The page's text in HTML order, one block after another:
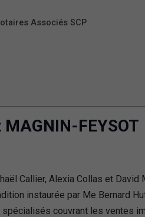
Associés SCP
MAGNIN-FEYSOT
Callier, Alexia Collas et
instaurée par Me Bernard
couvrant les ventes